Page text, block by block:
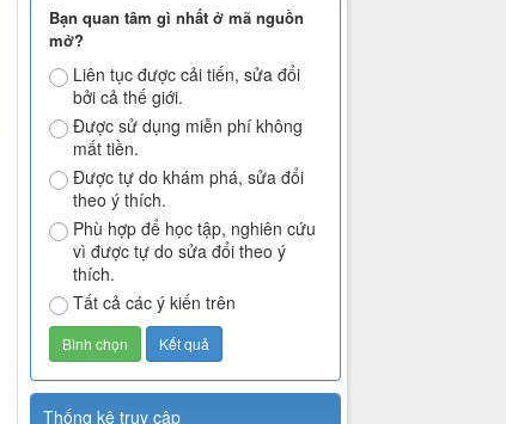
Bạn quan tâm gì nhất ở mã nguồn
mở?
Liên tục được cải tiến, sửa đổi
bởi cả thế giới.
Được sử dụng miễn phí không
mất tiền.
Được tự do khám phá, sửa đổi
theo ý thích.
Phù hợp để học tập, nghiên cứu
vì được tự do sửa đổi theo ý
thích.
Tất cả các ý kiến trên
Thống kê truy cập